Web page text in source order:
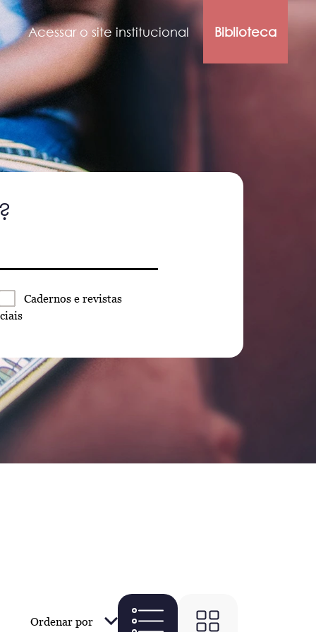
Acessar o site institucional Biblioteca
Cadernos e revistas
Ordenar por